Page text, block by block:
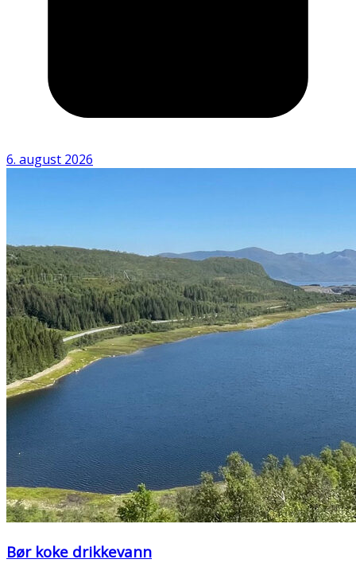
6. august 2026
Bør koke drikkevann